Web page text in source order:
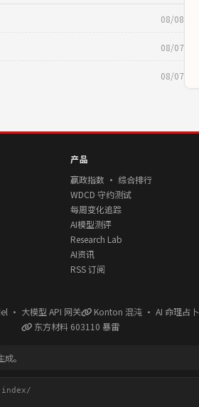
08/08
08/07
08/07
产品
赢政指数 · 综合排行
WDCD 守约测试
每周变化追踪
AI模型测评
Research Lab
AI资讯
RSS 订阅
· 大模型 API 网关 Konton 混沌 · AI 命理占卜
东方材料 603110 暴雷
。
index/